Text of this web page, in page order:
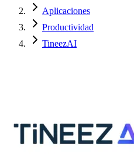
Aplicaciones
Productividad
TineezAI